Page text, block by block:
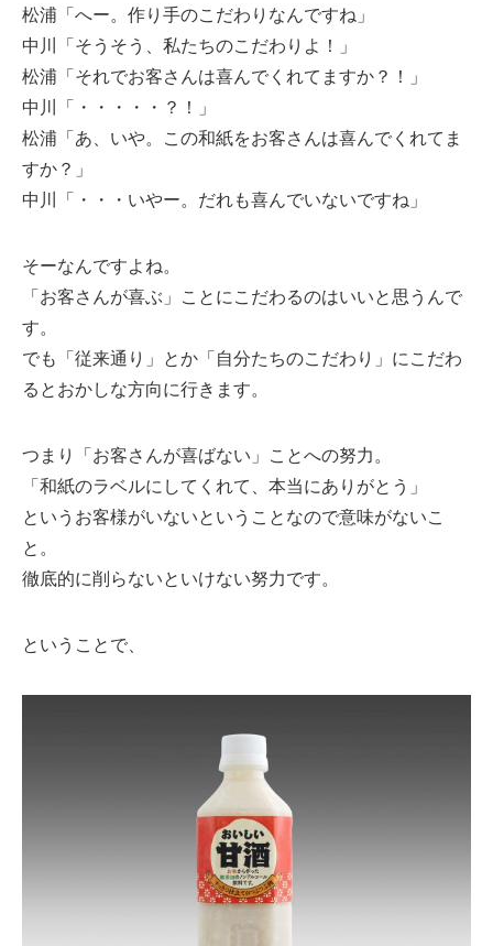
松浦「へー。作り手のこだわりなんですね」
中川「そうそう、私たちのこだわりよ！」
松浦「それでお客さんは喜んでくれてますか？！」
中川「・・・・・？！」
松浦「あ、いや。この和紙をお客さんは喜んでくれてま
すか？」
中川「・・・いやー。だれも喜んでいないですね」
そーなんですよね。
「お客さんが喜ぶ」ことにこだわるのはいいと思うんで
す。
でも「従来通り」とか「自分たちのこだわり」にこだわ
るとおかしな方向に行きます。
つまり「お客さんが喜ばない」ことへの努力。
「和紙のラベルにしてくれて、本当にありがとう」
というお客様がいないということなので意味がないこ
と。
徹底的に削らないといけない努力です。
ということで、